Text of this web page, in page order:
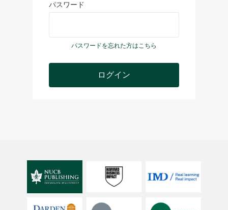
パスワード
パスワードを忘れた方はこちら
ログイン